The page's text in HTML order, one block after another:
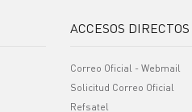
ACCESOS DIRECTOS
Correo Oficial - Webmail
Solicitud Correo Oficial
Refsatel